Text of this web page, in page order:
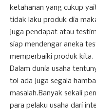
ketahanan yang cukup
tidak laku produk dia
juga pendapat atau
siap mendengar aneka
memperbaiki produk kita.
Dalam dunia usaha
tol ada juga segala
masalah.Banyak sekali
para pelaku usaha dari